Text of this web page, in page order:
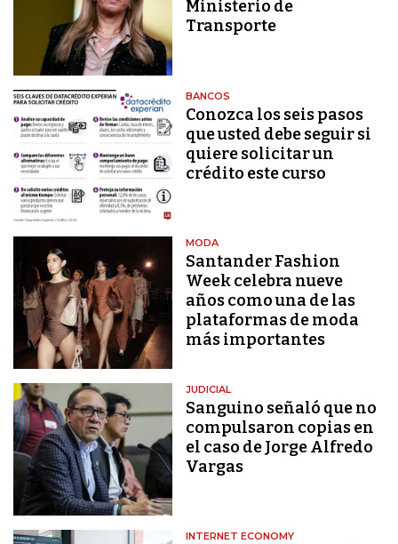
Ministerio de
Transporte
BANCOS
Conozca los seis pasos
que usted debe seguir si
quiere solicitar un
crédito este curso
MODA
Santander Fashion
Week celebra nueve
años como una de las
plataformas de moda
más importantes
JUDICIAL
Sanguino señaló que no
compulsaron copias en
el caso de Jorge Alfredo
Vargas
INTERNET ECONOMY